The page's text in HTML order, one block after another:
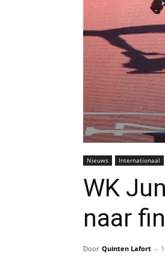
Nieuws Internationaal
WK
naar
Door Quinten Lafort -